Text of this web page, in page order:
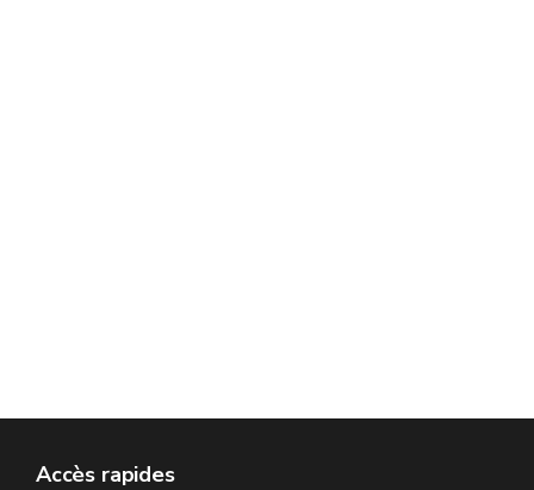
Accès rapides